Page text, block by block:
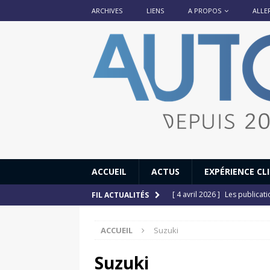
ARCHIVES LIENS A PROPOS
ACCUEIL ACTUS EXPÉRIENCE
FIL ACTUALITÉS [ 4 avril 2026 ] Les
[ 12 juillet 2025 ]
ACCUEIL Suzuki
Suzuki